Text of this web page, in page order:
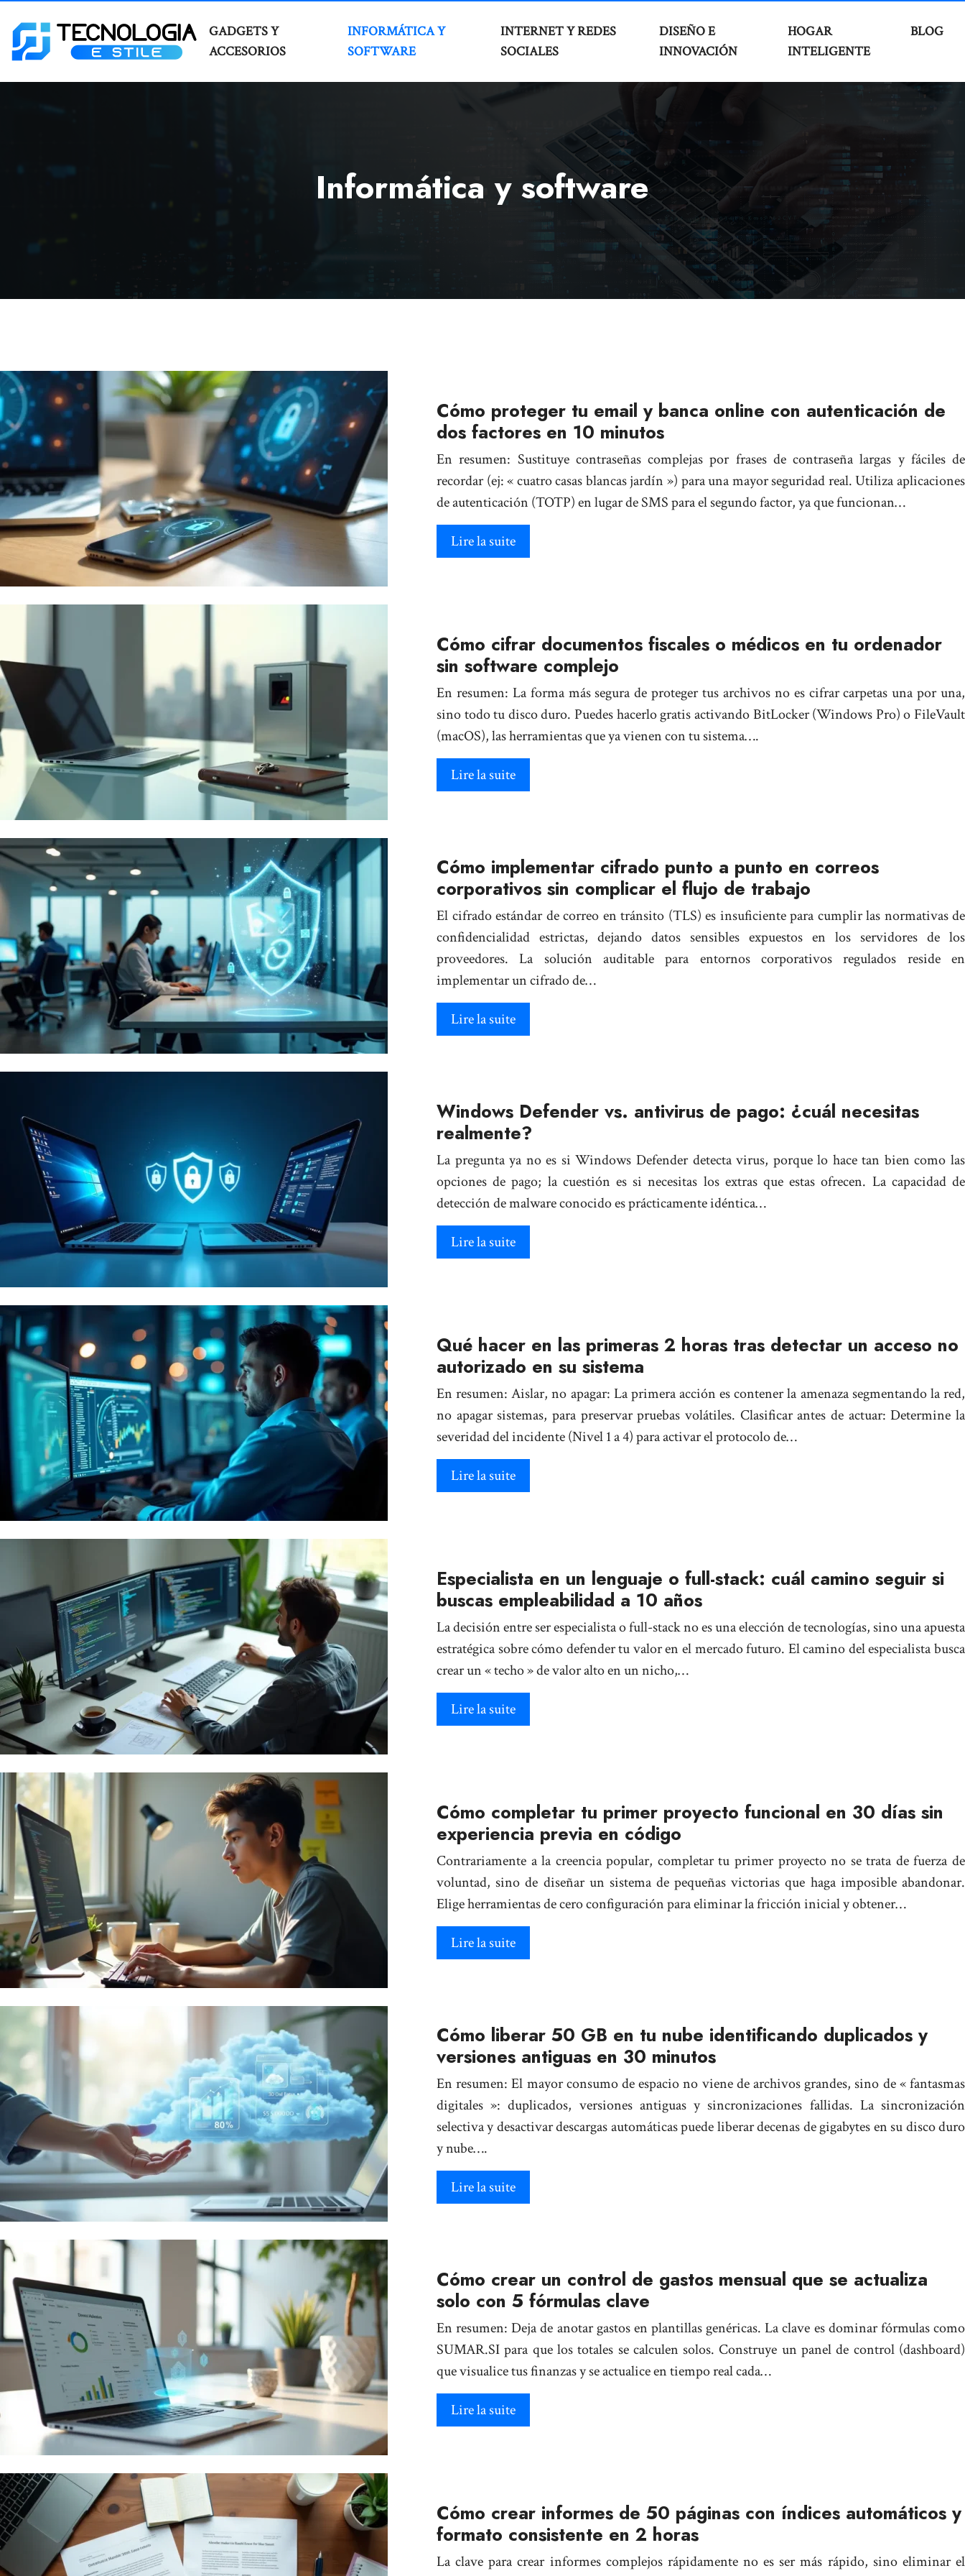
GADGETS Y
ACCESORIOS
INFORMÁTICA Y
SOFTWARE
INTERNET Y REDES
SOCIALES
DISEÑO E
INNOVACIÓN
HOGAR
INTELIGENTE
BLOG
Informática y software
Cómo proteger tu email y banca online con autenticación de
dos factores en 10 minutos
En resumen: Sustituye contraseñas complejas por frases de contraseña largas y fáciles de
recordar (ej: « cuatro casas blancas jardín ») para una mayor seguridad real. Utiliza aplicaciones
de autenticación (TOTP) en lugar de SMS para el segundo factor, ya que funcionan…
Lire la suite
Cómo cifrar documentos fiscales o médicos en tu ordenador
sin software complejo
En resumen: La forma más segura de proteger tus archivos no es cifrar carpetas una por una,
sino todo tu disco duro. Puedes hacerlo gratis activando BitLocker (Windows Pro) o FileVault
(macOS), las herramientas que ya vienen con tu sistema….
Lire la suite
Cómo implementar cifrado punto a punto en correos
corporativos sin complicar el flujo de trabajo
El cifrado estándar de correo en tránsito (TLS) es insuficiente para cumplir las normativas de
confidencialidad estrictas, dejando datos sensibles expuestos en los servidores de los
proveedores. La solución auditable para entornos corporativos regulados reside en
implementar un cifrado de…
Lire la suite
Windows Defender vs. antivirus de pago: ¿cuál necesitas
realmente?
La pregunta ya no es si Windows Defender detecta virus, porque lo hace tan bien como las
opciones de pago; la cuestión es si necesitas los extras que estas ofrecen. La capacidad de
detección de malware conocido es prácticamente idéntica…
Lire la suite
Qué hacer en las primeras 2 horas tras detectar un acceso no
autorizado en su sistema
En resumen: Aislar, no apagar: La primera acción es contener la amenaza segmentando la red,
no apagar sistemas, para preservar pruebas volátiles. Clasificar antes de actuar: Determine la
severidad del incidente (Nivel 1 a 4) para activar el protocolo de…
Lire la suite
Especialista en un lenguaje o full-stack: cuál camino seguir si
buscas empleabilidad a 10 años
La decisión entre ser especialista o full-stack no es una elección de tecnologías, sino una apuesta
estratégica sobre cómo defender tu valor en el mercado futuro. El camino del especialista busca
crear un « techo » de valor alto en un nicho,…
Lire la suite
Cómo completar tu primer proyecto funcional en 30 días sin
experiencia previa en código
Contrariamente a la creencia popular, completar tu primer proyecto no se trata de fuerza de
voluntad, sino de diseñar un sistema de pequeñas victorias que haga imposible abandonar.
Elige herramientas de cero configuración para eliminar la fricción inicial y obtener…
Lire la suite
Cómo liberar 50 GB en tu nube identificando duplicados y
versiones antiguas en 30 minutos
En resumen: El mayor consumo de espacio no viene de archivos grandes, sino de « fantasmas
digitales »: duplicados, versiones antiguas y sincronizaciones fallidas. La sincronización
selectiva y desactivar descargas automáticas puede liberar decenas de gigabytes en su disco duro
y nube….
Lire la suite
Cómo crear un control de gastos mensual que se actualiza
solo con 5 fórmulas clave
En resumen: Deja de anotar gastos en plantillas genéricas. La clave es dominar fórmulas como
SUMAR.SI para que los totales se calculen solos. Construye un panel de control (dashboard)
que visualice tus finanzas y se actualice en tiempo real cada…
Lire la suite
Cómo crear informes de 50 páginas con índices automáticos y
formato consistente en 2 horas
La clave para crear informes complejos rápidamente no es ser más rápido, sino eliminar el